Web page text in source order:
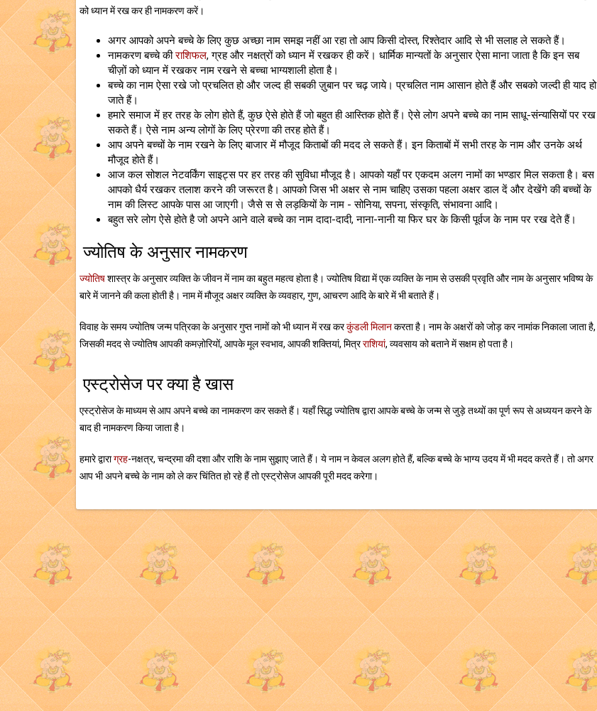
को ध्यान में रख कर ही नामकरण करें।
अगर आपको अपने बच्चे के लिए कुछ अच्छा नाम समझ नहीं आ रहा तो आप किसी दोस्त, रिश्तेदार आदि से भी सलाह ले सकते हैं।
नामकरण बच्चे कीराशिफल, ग्रह और नक्षत्रों को ध्‍यान में रखकर ही करें। धार्मिक मान्यतों के अनुसार ऐसा माना जाता है कि इन सब
चीज़ों को ध्यान में रखकर नाम रखने से बच्चा भाग्यशाली होता है।
बच्चे का नाम ऐसा रखे जो प्रचलित हो और जल्द ही सबकी ज़ुबान पर चढ़ जाये। प्रचलित नाम आसान होते हैं और सबको जल्दी ही याद हो
जाते हैं।
हमारे समाज में हर तरह के लोग होते हैं, कुछ ऐसे होते हैं जो बहुत ही आस्तिक होते हैं। ऐसे लोग अपने बच्चे का नाम साधू-संन्यासियों पर रख
सकते हैं। ऐसे नाम अन्य लोगों के लिए प्रेरणा की तरह होते हैं।
आप अपने बच्चों के नाम रखने के लिए बाजार में मौजूद किताबों की मदद ले सकते हैं। इन किताबों में सभी तरह के नाम और उनके अर्थ
मौजूद होते हैं।
आज कल सोशल नेटवर्किंग साइट्स पर हर तरह की सुविधा मौजूद है। आपको यहाँ पर एकदम अलग नामों का भण्डार मिल सकता है। बस
आपको धैर्य रखकर तलाश करने की जरूरत है। आपको जिस भी अक्षर से नाम चाहिए उसका पहला अक्षर डाल दें और देखेंगे की बच्चों के
नाम की लिस्ट आपके पास आ जाएगी। जैसे स से लड़कियों के नाम - सोनिया, सपना, संस्कृति, संभावना आदि।
बहुत सरे लोग ऐसे होते है जो अपने आने वाले बच्चे का नाम दादा-दादी, नाना-नानी या फिर घर के किसी पूर्वज के नाम पर रख देते हैं।
ज्योतिष के अनुसार नामकरण
ज्योतिषशास्त्र के अनुसार व्यक्ति के जीवन में नाम का बहुत महत्व होता है। ज्योतिष विद्या में एक व्यक्ति के नाम से उसकी प्रवृति और नाम के अनुसार भविष्य के
बारे में जानने की कला होती है। नाम में मौजूद अक्षर व्यक्ति के व्यवहार, गुण, आचरण आदि के बारे में भी बताते हैं।
विवाह के समय ज्योतिष जन्म पत्रिका के अनुसार गुप्त नामों को भी ध्यान में रख करकुंडली मिलानकरता है। नाम के अक्षरों को जोड़ कर नामांक निकाला जाता है,
जिसकी मदद से ज्योतिष आपकी कमज़ोरियों, आपके मूल स्वभाव, आपकी शक्तियां, मित्रराशियां, व्यवसाय को बताने में सक्षम हो पता है।
एस्ट्रोसेज पर क्या है खास
एस्ट्रोसेज के माध्यम से आप अपने बच्चे का नामकरण कर सकते हैं। यहाँ सिद्ध ज्योतिष द्वारा आपके बच्चे के जन्म से जुड़े तथ्यों का पूर्ण रूप से अध्ययन करने के
बाद ही नामकरण किया जाता है।
हमारे द्वाराग्रह-नक्षत्र, चन्द्रमा की दशा और राशि के नाम सुझाए जाते हैं। ये नाम न केवल अलग होते हैं, बल्कि बच्चे के भाग्य उदय में भी मदद करते हैं। तो अगर
आप भी अपने बच्चे के नाम को ले कर चिंतित हो रहे हैं तो एस्ट्रोसेज आपकी पूरी मदद करेगा।